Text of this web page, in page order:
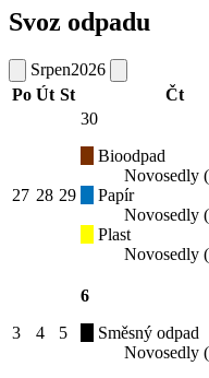
Svoz odpadu
Srpen2026
Po Út St Čt
27 28 29
30
Bioodpad
Novosedly
Papír
Novosedly
Plast
Novosedly
3 4 5
6
Směsný odpad
Novosedly